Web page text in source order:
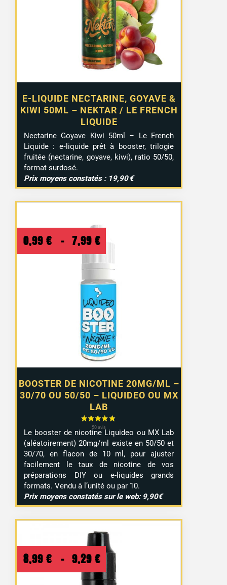
E-LIQUIDE NECTARINE, GOYAVE &
KIWI 50ML – NEKTAR / LE FRENCH
LIQUIDE
Nectarine Goyave Kiwi 50ml – Le French
Liquide : e‑liquide prêt à booster, trilogie
fruitée (nectarine, goyave, kiwi), ratio 50/50,
format surdosé.
Prix moyens constatés : 19,90 €
BOOSTER DE NICOTINE 20MG/ML –
30/70 OU 50/50 – LIQUIDEO OU MX
LAB
0,99 € – 7,99 € Plage
de
prix :
0,99 €
à
7,99 €
Le booster de nicotine Liquideo ou MX Lab
(aléatoirement) 20mg/ml existe en 50/50 et
30/70, en flacon de 10 ml, pour ajuster
facilement le taux de nicotine de vos
préparations DIY ou e-liquides grands
formats. Vendu à l’unité ou par 10.
Prix moyens constatés sur le web: 9,90€
8,99 € – 9,29 € Plage
de